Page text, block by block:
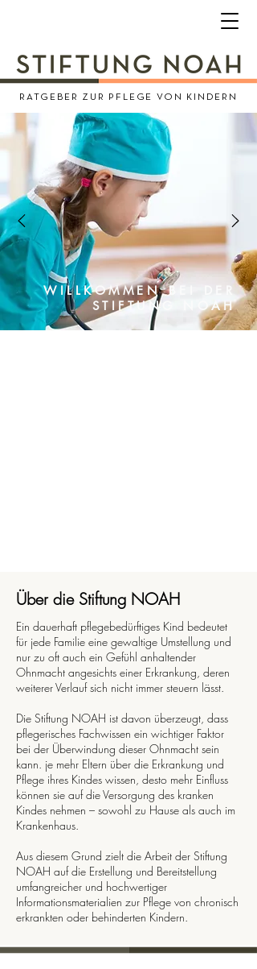
RATGEBER ZUR PFLEGE VON KINDERN
WILLKOMMEN BEI DER
STIFTUNG NOAH
Über die Stiftung NOAH
Ein dauerhaft pflegebedürftiges Kind bedeutet
für jede Familie eine gewaltige Umstellung und
nur zu oft auch ein Gefühl anhaltender
Ohnmacht angesichts einer Erkrankung, deren
weiterer Verlauf sich nicht immer steuern lässt.
Die Stiftung NOAH ist davon überzeugt, dass
pflegerisches Fachwissen ein wichtiger Faktor
bei der Überwindung dieser Ohnmacht sein
kann. je mehr Eltern über die Erkrankung und
Pflege ihres Kindes wissen, desto mehr Einfluss
können sie auf die Versorgung des kranken
Kindes nehmen – sowohl zu Hause als auch im
Krankenhaus.
Aus diesem Grund zielt die Arbeit der Stiftung
NOAH auf die Erstellung und Bereitstellung
umfangreicher und hochwertiger
Informationsmaterialien zur Pflege von chronisch
erkrankten oder behinderten Kindern.